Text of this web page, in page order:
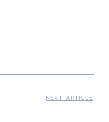
NEXT ARTICLE